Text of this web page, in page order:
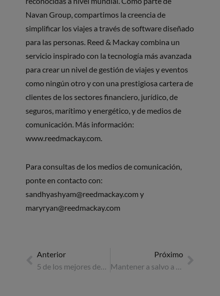
Navan Group, compartimos la creencia de
simplificar los viajes a través de software diseñado
para las personas. Reed & Mackay combina un
servicio inspirado con la tecnología más avanzada
para crear un nivel de gestión de viajes y eventos
como ningún otro y con una prestigiosa cartera de
clientes de los sectores financiero, jurídico, de
seguros, marítimo y energético, y de medios de
comunicación. Más información:
www.reedmackay.com.
Para consultas de los medios de comunicación,
ponte en contacto con:
sandhyashyam@reedmackay.com y
maryryan@reedmackay.com
Anterior
5 de los mejores destinos para eventos en 2025
Próximo
Mantener a salvo a los viajeros cuando llega un huracán: Caso práctico